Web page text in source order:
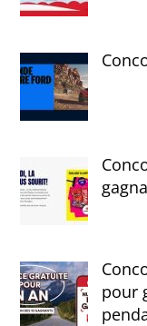
pour